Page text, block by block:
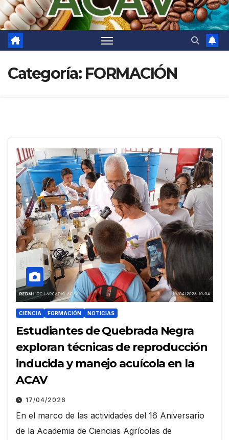
Categoría: FORMACIÓN
CIENCIA FORMACIÓN NOTICIAS
Estudiantes de Quebrada Negra
exploran técnicas de reproducción
inducida y manejo acuícola en la
ACAV
17/04/2026
En el marco de las actividades del 16 Aniversario
de la Academia de Ciencias Agrícolas de